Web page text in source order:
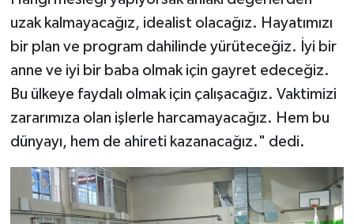
uzak kalmayacağız, idealist olacağız. Hayatımızı
bir plan ve program dahilinde yürüteceğiz. İyi bir
anne ve iyi bir baba olmak için gayret edeceğiz.
Bu ülkeye faydalı olmak için çalışacağız. Vaktimizi
zararımıza olan işlerle harcamayacağız. Hem bu
dünyayı, hem de ahireti kazanacağız." dedi.
Konya Müftülüğü
Kütahya Müftülüğü
Malatya Müftülüğü
Manisa Müftülüğü
Mardin Müftülüğü